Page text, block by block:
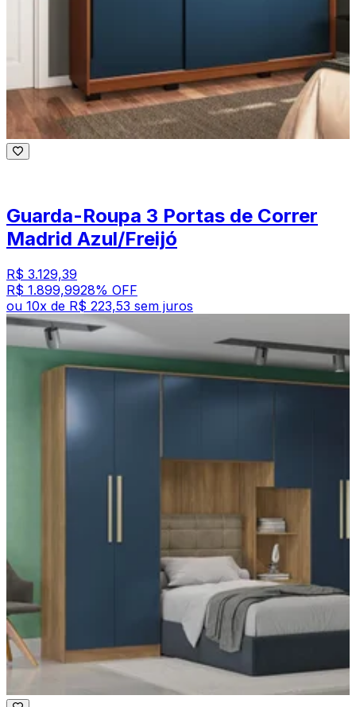
Guarda-Roupa 3 Portas de Correr
Madrid Azul/Freijó
R$ 3.129,39
R$ 1.899,9928% OFF
ou 10x de R$ 223,53 sem juros